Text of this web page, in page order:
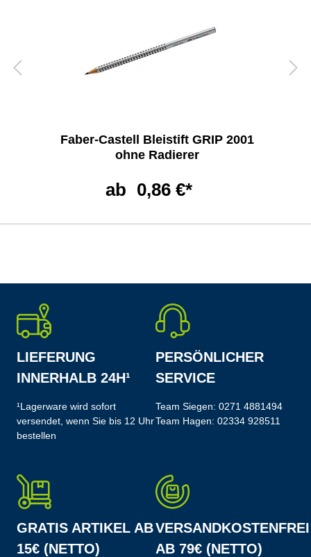
Faber-Castell Bleistift GRIP 2001
ohne Radierer
ab 0,86 €*
LIEFERUNG
INNERHALB 24H¹
¹Lagerware wird sofort
versendet, wenn Sie bis 12 Uhr
bestellen
PERSÖNLICHER
SERVICE
Team Siegen: 0271 4881494
Team Hagen: 02334 928511
GRATIS ARTIKEL AB
15€ (NETTO)
VERSANDKOSTENFREI
AB 79€ (NETTO)